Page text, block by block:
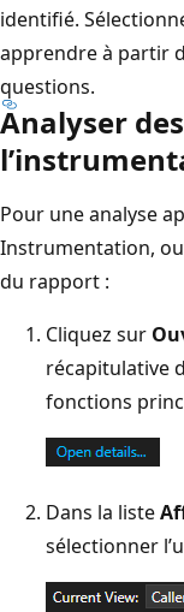
identifié.
apprendre à partir
questions.
Analyser
Pour une analyse
Instrumentation,
du rapport :
Cliquez sur
récapitulative
fonctions
Dans la liste
sélectionner